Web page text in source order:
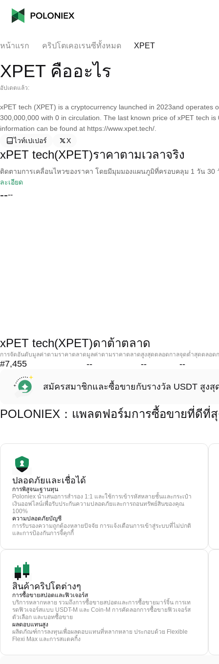
หน้าแรก คริปโตเคอเรนซีทั้งหมด XPET
XPET คืออะไร
อัปเดตแล้ว:
xPET tech (XPET) is a cryptocurrency launched in 2023and operates
300,000,000 with 0 in circulation. The last known price of xPET tech
information can be found at https://www.xpet.tech/.
ไวท์เปเปอร์
X
xPET tech(XPET)ราคาตามเวลาจริง
ติดตามการเคลื่อนไหวของราคา โดยมีมุมมองแผนภูมิที่ครอบคลุม 1 วัน 30
ละเอียด
----
xPET tech(XPET)ดาต้าตลาด
การจัดอันดับมูลค่าตามราคาตลาด
#7,455
มูลค่าตามราคาตลาด
--
สูงสุดตลอดกาล
--
จุดต่ำสุดตลอด
--
สมัครสมาชิกและซื้อขายกับรางวัล USDT สูงสุ
POLONIEX：แพลตฟอร์มการซื้อขายที่ดีที่
ปลอดภัยและเชื่อได้
การพิสูจนะฐานทุน
Poloniex นำเสนอการสำรอง 1:1 และใช้การเข้ารหัสหลายชั้นและกระเป๋า
เงินออฟไลน์เพื่อรับประกันความปลอดภัยและการถอนทรัพย์สินของคุณ
100%
ความปลอดภัยบัญชี
การรับรองความถูกต้องหลายปัจจัย การแจ้งเตือนการเข้าสู่ระบบที่ไม่ปกติ
และการป้องกันการจี้คุกกี้
สินค้าคริปโตต่างๆ
การซื้อขายสปอตและฟิวเจอร์ส
บริการหลากหลาย รวมถึงการซื้อขายสปอตและการซื้อขายมาร์จิ้น การเท
รดฟิวเจอร์สแบบ USDT-M และ Coin-M การคัดลอกการซื้อขายฟิวเจอร์ส
ตัวเลือก และบอทซื้อขาย
ผลตอบแทนสูง
ผลิตภัณฑ์การลงทุนเพื่อผลตอบแทนที่หลากหลาย ประกอบด้วย Flexible
Flexi Max และการสแตคกิ้ง